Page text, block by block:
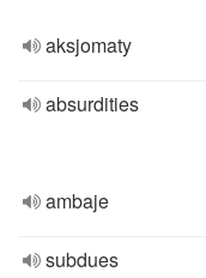
aksjomaty
absurdities
ambaje
subdues